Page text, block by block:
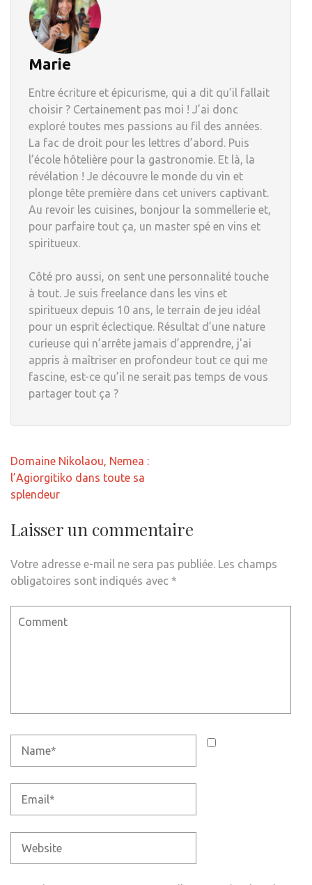
Marie
Entre écriture et épicurisme, qui a dit qu’il fallait
choisir ? Certainement pas moi ! J’ai donc
exploré toutes mes passions au fil des années.
La fac de droit pour les lettres d’abord. Puis
l’école hôtelière pour la gastronomie. Et là, la
révélation ! Je découvre le monde du vin et
plonge tête première dans cet univers captivant.
Au revoir les cuisines, bonjour la sommellerie et,
pour parfaire tout ça, un master spé en vins et
spiritueux.
Côté pro aussi, on sent une personnalité touche
à tout. Je suis freelance dans les vins et
spiritueux depuis 10 ans, le terrain de jeu idéal
pour un esprit éclectique. Résultat d’une nature
curieuse qui n’arrête jamais d’apprendre, j'ai
appris à maîtriser en profondeur tout ce qui me
fascine, est-ce qu’il ne serait pas temps de vous
partager tout ça ?
Navigation
de
l’article
Domaine Nikolaou, Nemea :
l’Agiorgitiko dans toute sa
splendeur
Laisser un commentaire
Votre adresse e-mail ne sera pas publiée. Les champs
obligatoires sont indiqués avec *